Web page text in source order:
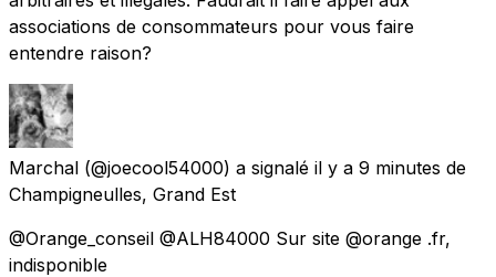
associations de consommateurs pour vous faire
entendre raison?
Marchal (@joecool54000) a signalé il y a 9 minutes de
Champigneulles, Grand Est
@Orange_conseil @ALH84000 Sur site @orange .fr,
indisponible